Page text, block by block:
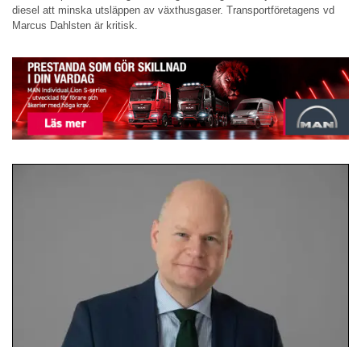
diesel att minska utsläppen av växthusgaser. Transportföretagens vd
Marcus Dahlsten är kritisk.